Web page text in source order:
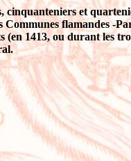
et
Communes flamandes -
1413, ou durant les